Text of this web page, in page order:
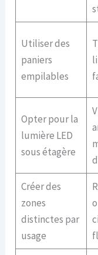
Utiliser des
paniers
empilables
Opter pour la
lumière LED
sous étagère
Créer des
zones
distinctes par
usage